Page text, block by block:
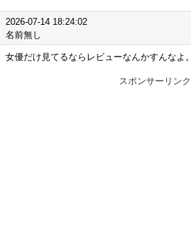
2026-07-14 18:24:02
名前無し
女優だけ見てるならレビューなんかすんなよ
スポンサーリンク